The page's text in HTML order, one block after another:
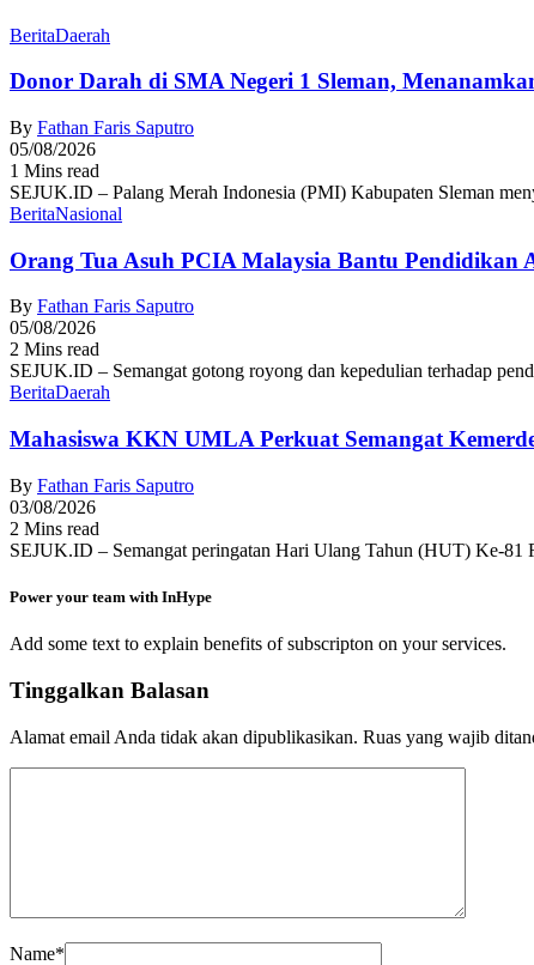
BeritaDaerah
Donor Darah di SMA Negeri 1 Sleman,
By Fathan Faris Saputro
05/08/2026
1 Mins read
SEJUK.ID – Palang Merah Indonesia (PMI) Kabupaten Sleman
BeritaNasional
Orang Tua Asuh PCIA Malaysia Bantu
By Fathan Faris Saputro
05/08/2026
2 Mins read
SEJUK.ID – Semangat gotong royong dan kepedulian terhadap
BeritaDaerah
Mahasiswa KKN UMLA Perkuat Semangat
By Fathan Faris Saputro
03/08/2026
2 Mins read
SEJUK.ID – Semangat peringatan Hari Ulang Tahun (HUT) Ke-
Power your team with InHype
Add some text to explain benefits of subscripton on your services.
Tinggalkan Balasan
Alamat email Anda tidak akan dipublikasikan. Ruas yang wajib
Name*